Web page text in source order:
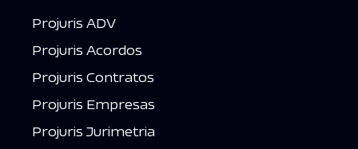
Projuris ADV
Projuris Acordos
Projuris Contratos
Projuris Empresas
Projuris Jurimetria